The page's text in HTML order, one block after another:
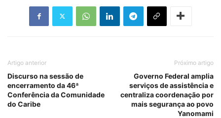
Artigo anterior
Discurso na sessão de
encerramento da 46ª
Conferência da Comunidade
do Caribe
Próximo artigo
Governo Federal amplia
serviços de assistência e
centraliza coordenação por
mais segurança ao povo
Yanomami